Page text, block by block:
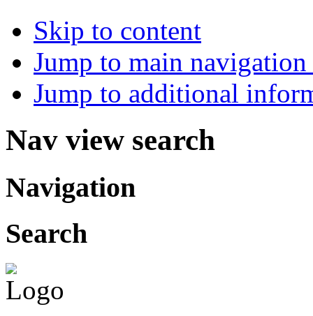
Skip to content
Jump to main
Jump to additional
Nav view search
Navigation
Search